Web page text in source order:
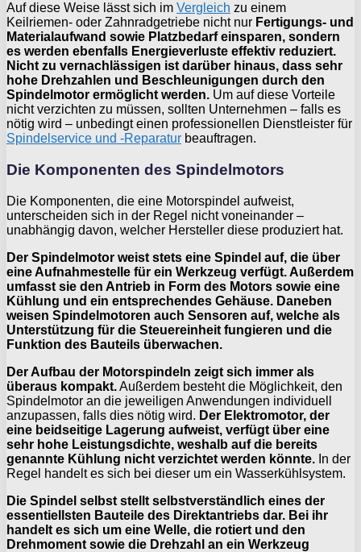
Auf diese Weise lässt sich im Vergleich zu einem
Keilriemen- oder Zahnradgetriebe nicht nur Fertigungs- und
Materialaufwand sowie Platzbedarf einsparen, sondern
es werden ebenfalls Energieverluste effektiv reduziert.
Nicht zu vernachlässigen ist darüber hinaus, dass sehr
hohe Drehzahlen und Beschleunigungen durch den
Spindelmotor ermöglicht werden. Um auf diese Vorteile
nicht verzichten zu müssen, sollten Unternehmen – falls es
nötig wird – unbedingt einen professionellen Dienstleister für
Spindelservice und -Reparatur beauftragen.
Die Komponenten des Spindelmotors
Die Komponenten, die eine Motorspindel aufweist,
unterscheiden sich in der Regel nicht voneinander –
unabhängig davon, welcher Hersteller diese produziert hat.
Der Spindelmotor weist stets eine Spindel auf, die über
eine Aufnahmestelle für ein Werkzeug verfügt. Außerdem
umfasst sie den Antrieb in Form des Motors sowie eine
Kühlung und ein entsprechendes Gehäuse. Daneben
weisen Spindelmotoren auch Sensoren auf, welche als
Unterstützung für die Steuereinheit fungieren und die
Funktion des Bauteils überwachen.
Der Aufbau der Motorspindeln zeigt sich immer als
überaus kompakt.Außerdem besteht die Möglichkeit, den
Spindelmotor an die jeweiligen Anwendungen individuell
anzupassen, falls dies nötig wird. Der Elektromotor, der
eine beidseitige Lagerung aufweist, verfügt über eine
sehr hohe Leistungsdichte, weshalb auf die bereits
genannte Kühlung nicht verzichtet werden könnte. In der
Regel handelt es sich bei dieser um ein Wasserkühlsystem.
Die Spindel selbst stellt selbstverständlich eines der
essentiellsten Bauteile des Direktantriebs dar. Bei ihr
handelt es sich um eine Welle, die rotiert und den
Drehmoment sowie die Drehzahl an ein Werkzeug